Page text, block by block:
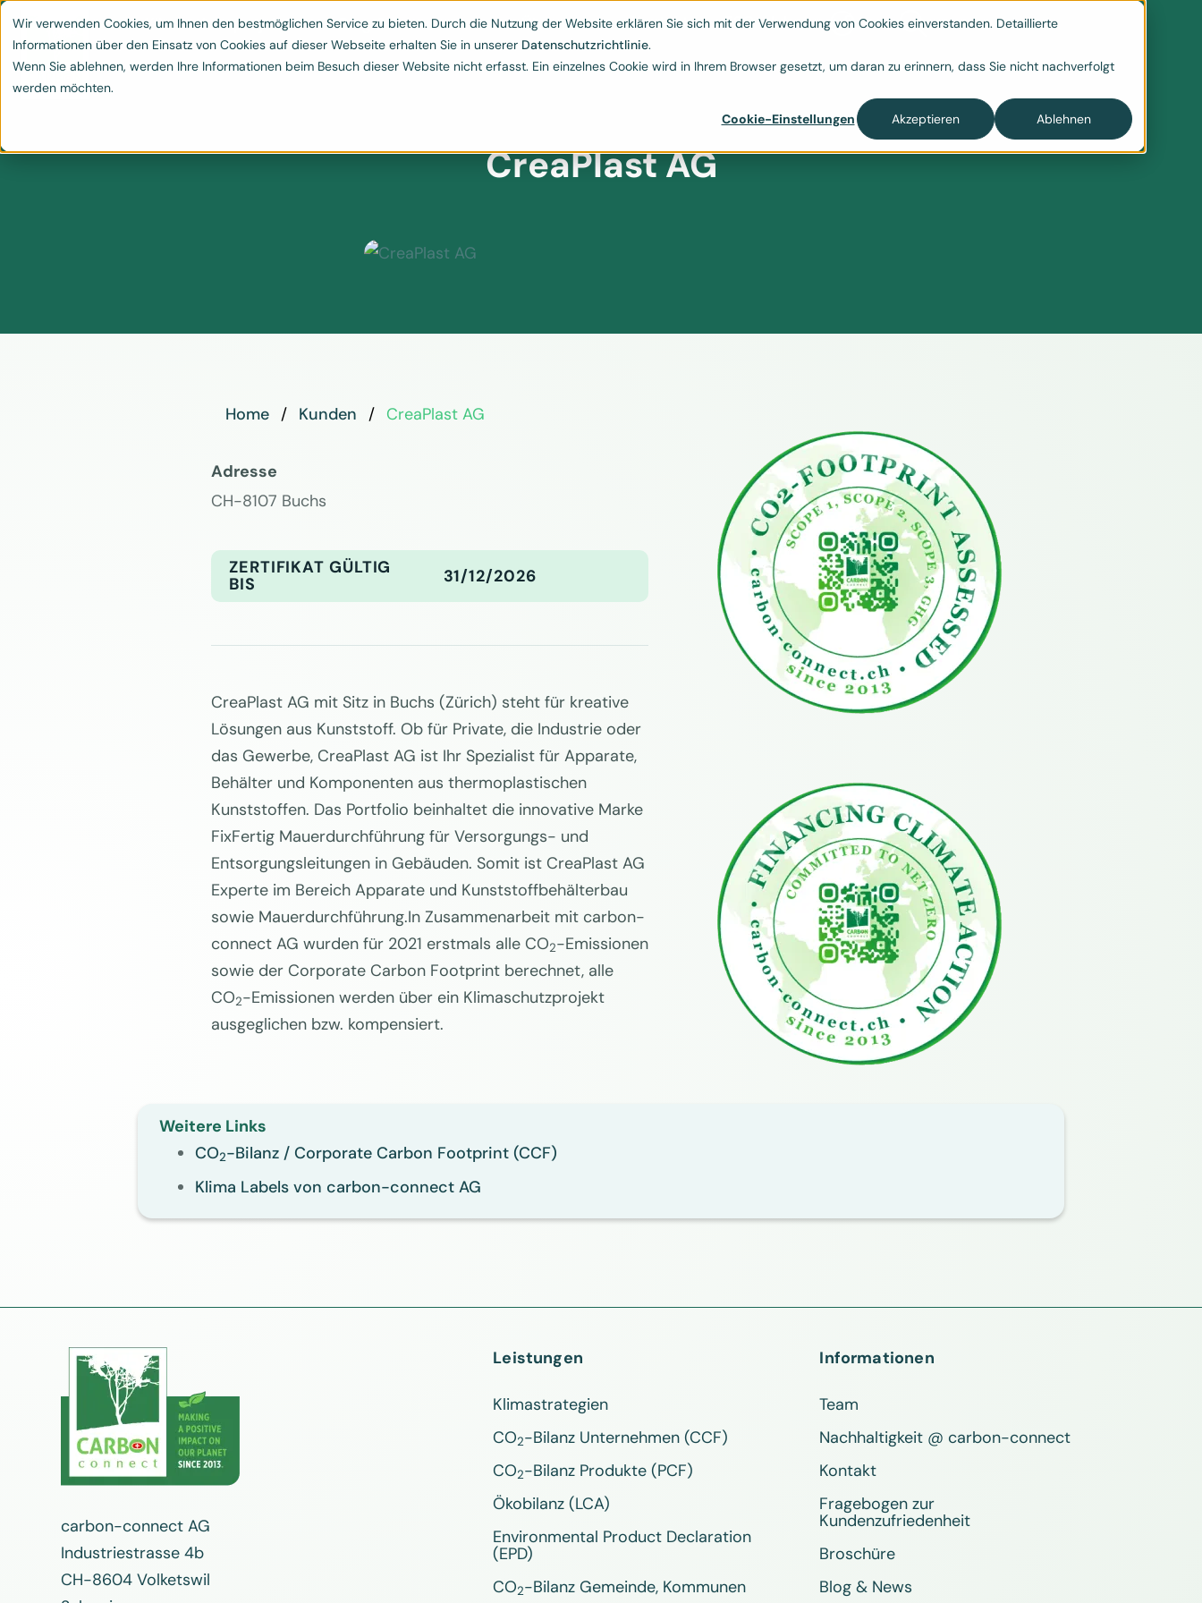
Wir verwenden Cookies, um Ihnen den bestmöglichen Service zu bieten. Durch die Nutzung der Website erklären Sie sich mit der Verwendung von Cookies einverstanden. Detaillierte
Informationen über den Einsatz von Cookies auf dieser Webseite erhalten Sie in unserer Datenschutzrichtlinie.
Wenn Sie ablehnen, werden Ihre Informationen beim Besuch dieser Website nicht erfasst. Ein einzelnes Cookie wird in Ihrem Browser gesetzt, um daran zu erinnern, dass Sie nicht nachverfolgt
werden möchten.
Cookie-Einstellungen
Akzeptieren Ablehnen
Leistungen  Klimaschutzprojekte  Blog & Ressourcen  Über uns  Kontakt ESG-Hub 
CreaPlast AG
Home Kunden CreaPlast AG
Adresse
CH-8107 Buchs
ZERTIFIKAT GÜLTIG
BIS 31/12/2026
CreaPlast AG mit Sitz in Buchs (Zürich) steht für kreative
Lösungen aus Kunststoff. Ob für Private, die Industrie oder
das Gewerbe, CreaPlast AG ist Ihr Spezialist für Apparate,
Behälter und Komponenten aus thermoplastischen
Kunststoffen. Das Portfolio beinhaltet die innovative Marke
FixFertig Mauerdurchführung für Versorgungs- und
Entsorgungsleitungen in Gebäuden. Somit ist CreaPlast AG
Experte im Bereich Apparate und Kunststoffbehälterbau
sowie Mauerdurchführung.In Zusammenarbeit mit carbon-
connect AG wurden für 2021 erstmals alle CO2-Emissionen
sowie der Corporate Carbon Footprint berechnet, alle
CO2-Emissionen werden über ein Klimaschutzprojekt
ausgeglichen bzw. kompensiert.
Weitere Links
CO2-Bilanz / Corporate Carbon Footprint (CCF)
Klima Labels von carbon-connect AG
carbon-connect AG
Industriestrasse 4b
CH-8604 Volketswil
Leistungen
Klimastrategien
CO2-Bilanz Unternehmen (CCF)
CO2-Bilanz Produkte (PCF)
Ökobilanz (LCA)
Environmental Product Declaration
(EPD)
CO2-Bilanz Gemeinde, Kommunen
Informationen
Team
Nachhaltigkeit @ carbon-connect
Kontakt
Fragebogen zur
Kundenzufriedenheit
Broschüre
Blog & News